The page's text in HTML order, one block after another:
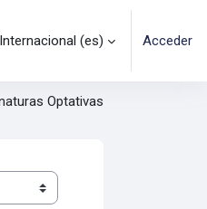
‎(es)‎ Acceder
Optativas